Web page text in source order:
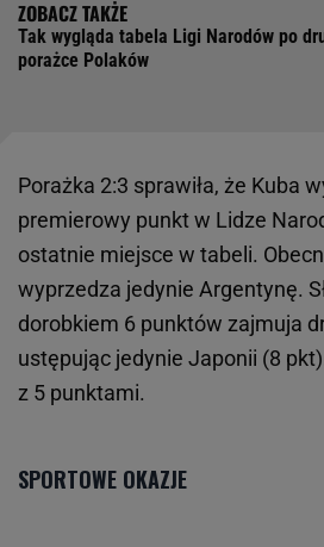
Tak wygląda tabela Ligi Narodów po
porażce Polaków
Porażka 2:3 sprawiła, że Kuba
premierowy punkt w Lidze
ostatnie miejsce w tabeli.
wyprzedza jedynie Argentynę.
dorobkiem 6 punktów zajmuja
ustępując jedynie Japonii (8
z 5 punktami.